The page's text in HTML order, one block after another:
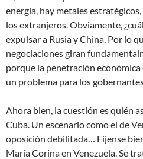
energía, hay metales
los extranjeros. Obviamente,
expulsar a Rusia y China. Por lo
negociaciones giran
porque la penetración
un problema para los
Ahora bien, la cuestión es quién
Cuba. Un escenario como el de
oposición debilitada… Fíjense
María Corina en Venezuela. Se